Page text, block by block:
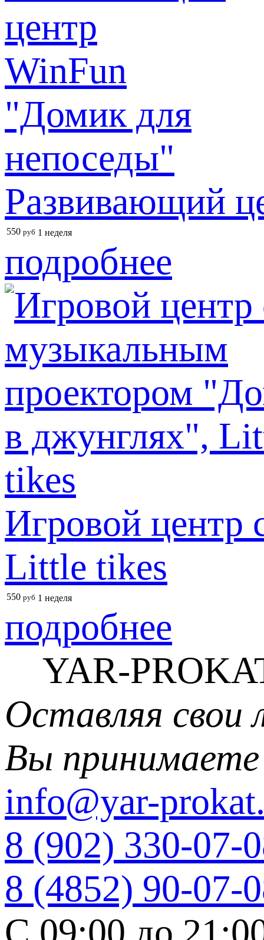
Развивающий
550 руб 1 неделя
подробнее
Игровой центр
Little tikes
550 руб 1 неделя
подробнее
YAR-
Оставляя свои
Вы
info@yar-
8 (902) 330-07-
8 (4852) 90-07-